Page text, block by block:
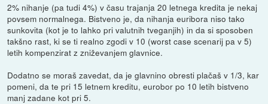
2% nihanje (pa tudi 4%) v času trajanja 20 letnega kredita je nekaj
povsem normalnega. Bistveno je, da nihanja euribora niso tako
sunkovita (kot je to lahko pri valutnih tveganjih) in da si sposoben
takšno rast, ki se ti realno zgodi v 10 (worst case scenarij pa v 5)
letih kompenzirat z zniževanjem glavnice.
Dodatno se moraš zavedat, da je glavnino obresti plačaš v 1/3, kar
pomeni, da te pri 15 letnem kreditu, eurobor po 10 letih bistveno
manj zadane kot pri 5.